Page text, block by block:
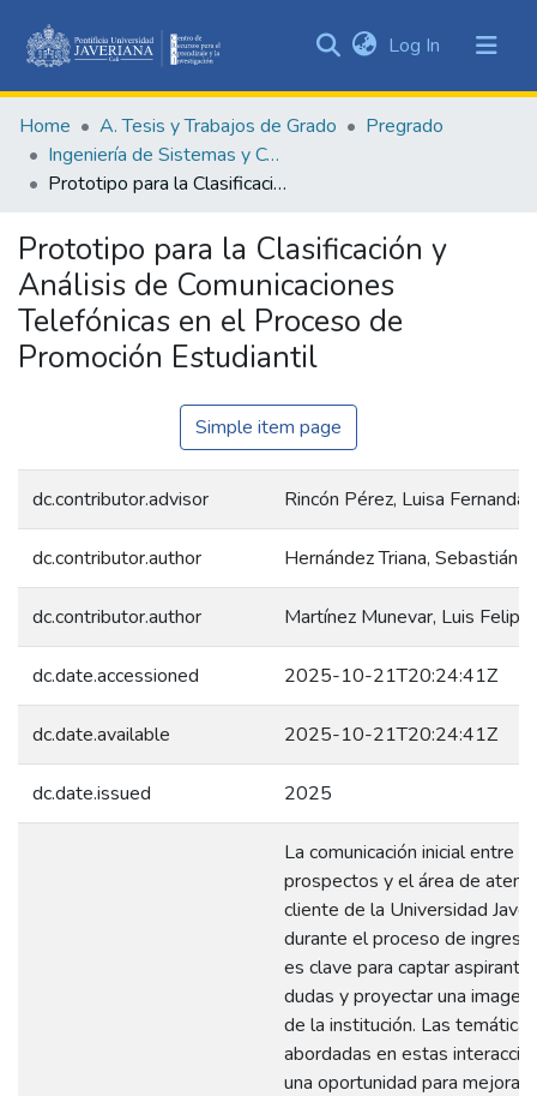
&
Collections
All of DSpace
Statistics
Log In (current)
Home A. Tesis y Trabajos de Grado
Pregrado
Ingeniería de Sistemas y Computación
Prototipo para la Clasificación y Análisis de Comunicaciones Telefónicas en el Proceso de Promoción Estudiantil
Prototipo para la Clasificación y
Análisis de Comunicaciones
Telefónicas en el Proceso de
Promoción Estudiantil
Simple item page
dc.contributor.advisor Rincón Pérez, Luisa Fernanda
dc.contributor.author Hernández Triana, Sebastián
dc.contributor.author Martínez Munevar, Luis Felipe
dc.date.accessioned 2025-10-21T20:24:41Z
dc.date.available 2025-10-21T20:24:41Z
dc.date.issued 2025
La comunicación inicial entre
prospectos y el área de
cliente de la Universidad
durante el proceso de
es clave para captar
dudas y proyectar una
de la institución. Las temáticas
abordadas en estas
una oportunidad para mejorar